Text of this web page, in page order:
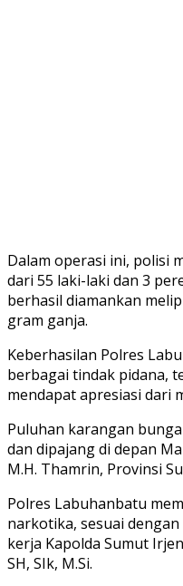
Dalam operasi ini, polisi
dari 55 laki-laki dan 3
berhasil diamankan
gram ganja.
Keberhasilan Polres
berbagai tindak pidana,
mendapat apresiasi dari
Puluhan karangan
dan dipajang di depan
M.H. Thamrin, Provinsi
Polres Labuhanbatu
narkotika, sesuai
kerja Kapolda Sumut
SH, SIk, M.Si.